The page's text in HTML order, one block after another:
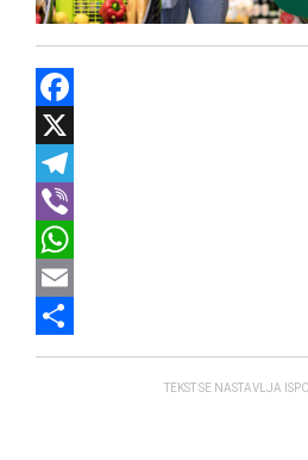
Facebook
X
Telegram
Viber
WhatsApp
Email
Share
TEKST SE NASTAVLJA